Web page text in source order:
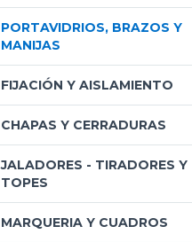
PORTAVIDRIOS, BRAZOS Y
MANIJAS
FIJACIÓN Y AISLAMIENTO
CHAPAS Y CERRADURAS
JALADORES - TIRADORES Y
TOPES
MARQUERIA Y CUADROS